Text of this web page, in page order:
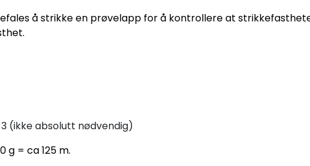
å strikke en prøvelapp for å kontrollere at
(ikke absolutt nødvendig)
g = ca 125 m.